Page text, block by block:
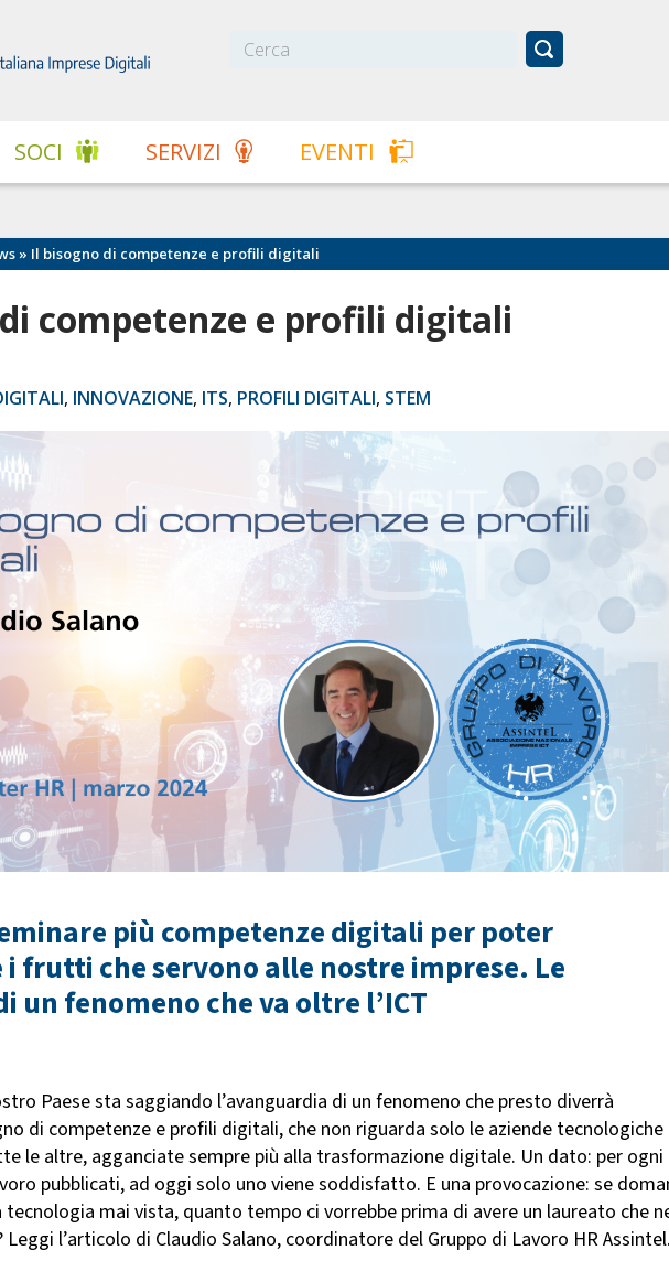
SOCI SERVIZI EVENTI
» Il bisogno di competenze e profili digitali
competenze e profili digitali
, INNOVAZIONE, ITS, PROFILI DIGITALI, STEM
più competenze digitali per poter
frutti che servono alle nostre imprese. Le
un fenomeno che va oltre l’ICT
Paese sta saggiando l’avanguardia di un fenomeno che presto diverrà
di competenze e profili digitali, che non riguarda solo le aziende tecnologiche
le altre, agganciate sempre più alla trasformazione digitale. Un dato: per ogni
pubblicati, ad oggi solo uno viene soddisfatto. E una provocazione: se
tecnologia mai vista, quanto tempo ci vorrebbe prima di avere un laureato che
l’articolo di Claudio Salano, coordinatore del Gruppo di Lavoro HR